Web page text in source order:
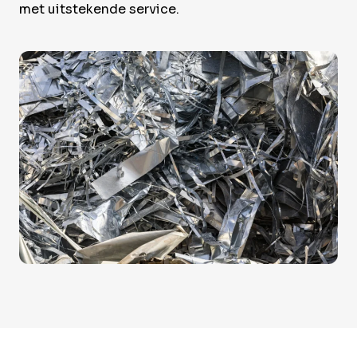
Sustainability
NL
Direct inleveren Ophaalservice
met uitstekende service.